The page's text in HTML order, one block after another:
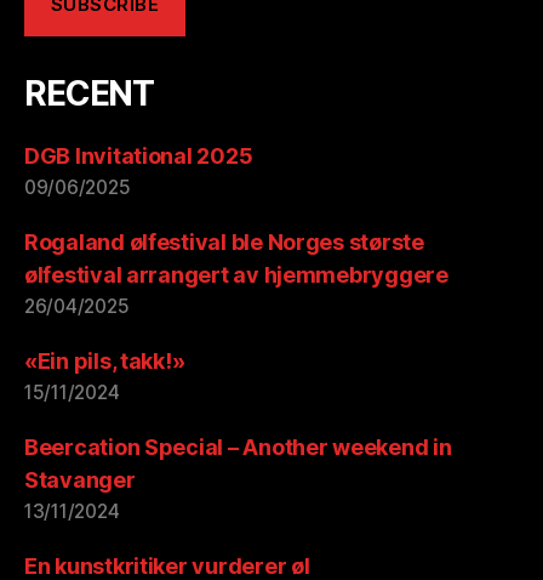
RECENT
DGB Invitational 2025
09/06/2025
Rogaland ølfestival ble Norges største
ølfestival arrangert av hjemmebryggere
26/04/2025
«Ein pils, takk!»
15/11/2024
Beercation Special – Another weekend in
Stavanger
13/11/2024
En kunstkritiker vurderer øl